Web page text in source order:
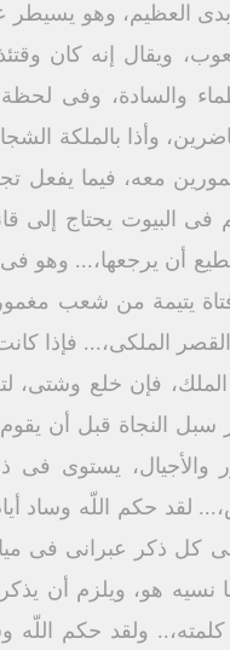
العظيم، وهو يسيطر
ويقال إنه كان
والسادة، وفى لحظة
وأذا بالملكة
معه، فيما يفعل
فى البيوت يحتاج إلى
أن يرجعها،... وهو
فتاة يتيمة من شعب
الملكى،... فإذا
فإن خلع وشتى،
سبل النجاة قبل أن
والأجيال، يستوى فى
لقد حكم اللّه وساد
كل ذكر عبرانى فى
نسيه هو، ويلزم أن
ولقد حكم اللّه